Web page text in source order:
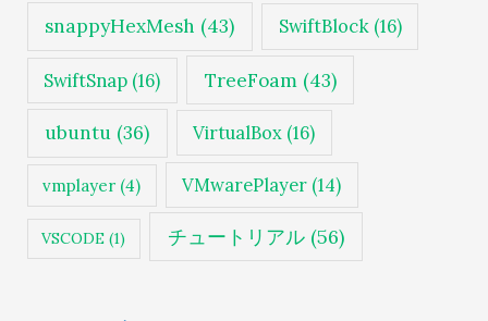
snappyHexMesh (43) SwiftBlock(16)
SwiftSnap (16) TreeFoam(43)
ubuntu (36) VirtualBox (16)
vmplayer (4) VMwarePlayer (14)
VSCODE (1) チュートリアル(56)